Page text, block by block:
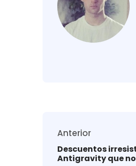
Anterior
Descuentos
Antigravity que